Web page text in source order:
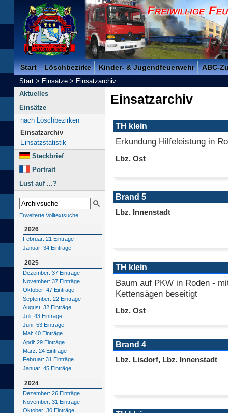
Freiwillige Feuerwehr der Kreisstadt Saarlouis -
Start Löschbezirke Kinder- & Jugendfeuerwehr ABC-
Start>Einsätze>Einsatzarchiv
Aktuelles
Einsätze
nach Löschbezirken
Einsatzarchiv
Einsatzstatistik
Steckbrief
Portrait
Lust auf ...?
Erweiterte Volltextsuche
2026
Februar: 21 Einträge
Januar: 34 Einträge
2025
Dezember: 37 Einträge
November: 37 Einträge
Oktober: 47 Einträge
September: 22 Einträge
August: 32 Einträge
Juli: 43 Einträge
Juni: 53 Einträge
Mai: 40 Einträge
April: 29 Einträge
März: 24 Einträge
Februar: 31 Einträge
Januar: 45 Einträge
2024
Dezember: 26 Einträge
November: 31 Einträge
Oktober: 30 Einträge
Einsatzarchiv
TH klein
Erkundung Hilfeleistung in
Lbz. Ost
Brand 5
Lbz. Innenstadt
TH klein
Baum auf PKW in Roden -
Kettensägen beseitigt
Lbz. Ost
Brand 4
Lbz. Lisdorf, Lbz. Innenstadt